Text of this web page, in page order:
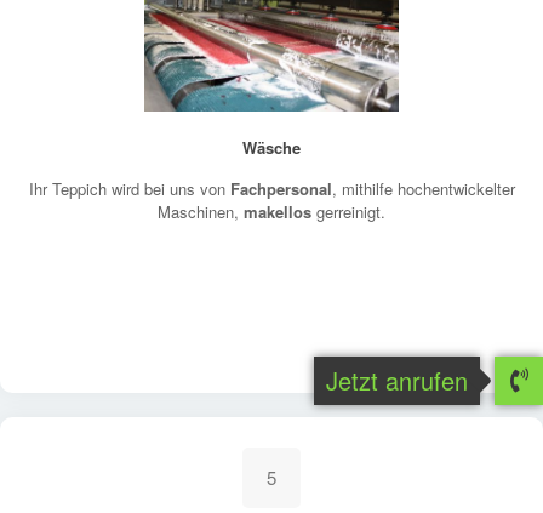
Wäsche
Ihr Teppich wird bei uns von Fachpersonal, mithilfe hochentwickelter
Maschinen, makellos gerreinigt.
5
Jetzt anrufen